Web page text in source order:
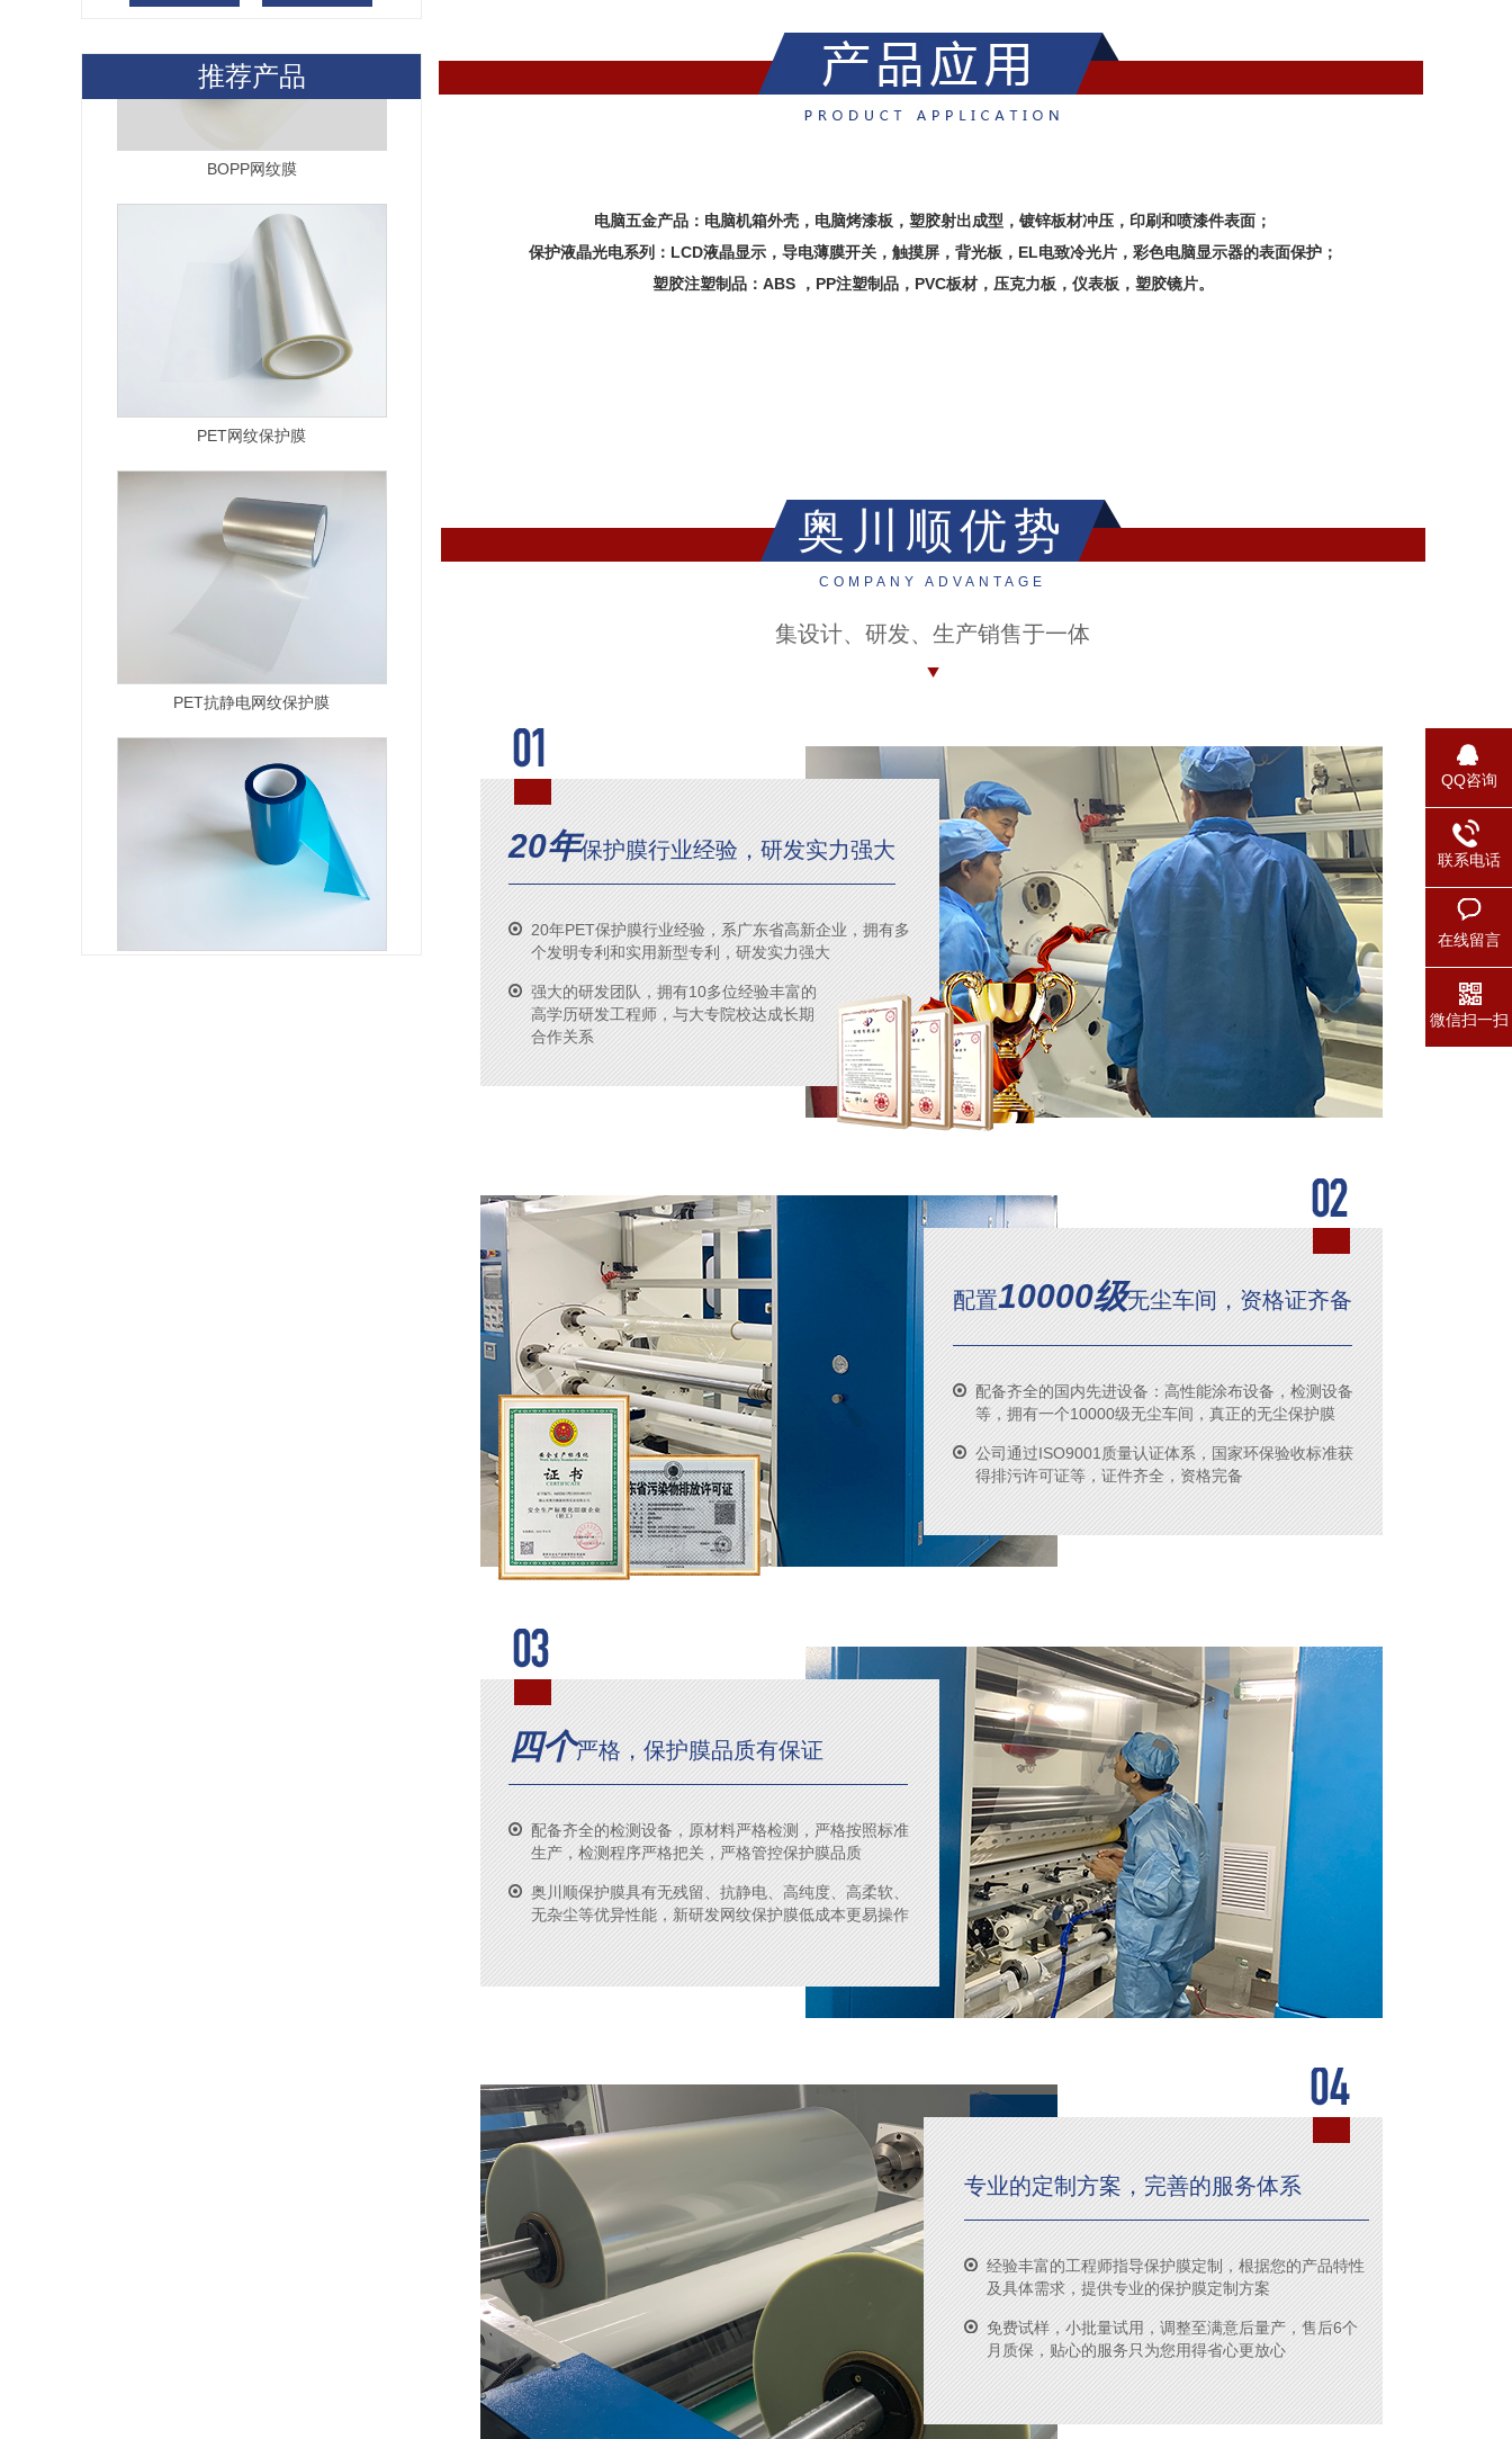
推荐产品
BOPP网纹膜
PET网纹保护膜
PET抗静电网纹保护膜
石墨烯散热片保护膜
电脑五金产品：电脑机箱外壳，电脑烤漆板，塑胶射出成型，镀锌板材冲压，印刷和喷漆件表面；
保护液晶光电系列：LCD液晶显示，导电薄膜开关，触摸屏，背光板，EL电致冷光片，彩色电脑显示器的表面保护；
塑胶注塑制品：ABS ，PP注塑制品，PVC板材，压克力板，仪表板，塑胶镜片。
奥川顺优势
COMPANY ADVANTAGE
集设计、研发、生产销售于一体
20年保护膜行业经验，研发实力强大
20年PET保护膜行业经验，系广东省高新企业，拥有多
个发明专利和实用新型专利，研发实力强大
强大的研发团队，拥有10多位经验丰富的
高学历研发工程师，与大专院校达成长期
合作关系
配置10000级无尘车间，资格证齐备
配备齐全的国内先进设备：高性能涂布设备，检测设备
等，拥有一个10000级无尘车间，真正的无尘保护膜
公司通过ISO9001质量认证体系，国家环保验收标准获
得排污许可证等，证件齐全，资格完备
四个严格，保护膜品质有保证
配备齐全的检测设备，原材料严格检测，严格按照标准
生产，检测程序严格把关，严格管控保护膜品质
奥川顺保护膜具有无残留、抗静电、高纯度、高柔软、
无杂尘等优异性能，新研发网纹保护膜低成本更易操作
专业的定制方案，完善的服务体系
经验丰富的工程师指导保护膜定制，根据您的产品特性
及具体需求，提供专业的保护膜定制方案
免费试样，小批量试用，调整至满意后量产，售后6个
月质保，贴心的服务只为您用得省心更放心
QQ咨询
联系电话
在线留言
微信扫一扫